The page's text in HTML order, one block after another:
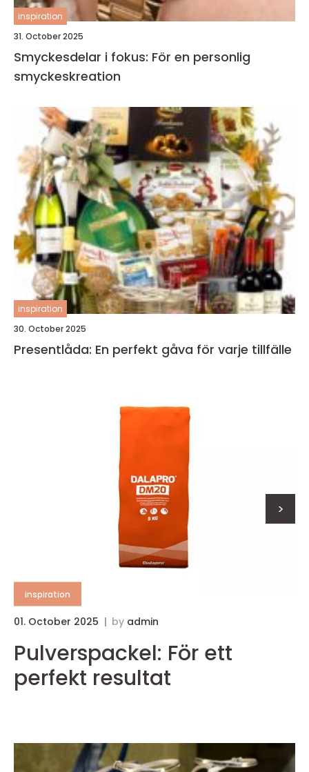
inspiration
31. October 2025
Smyckesdelar i fokus: För en personlig
smyckeskreation
inspiration
30. October 2025
Presentlåda: En perfekt gåva för varje tillfälle
inspiration
01. October 2025 by admin
Pulverspackel: För ett
perfekt resultat
>